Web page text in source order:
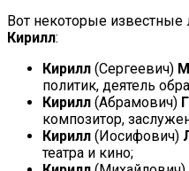
Вот некоторые
Кирилл:
Кирилл (Сергеевич)
политик, деятель
Кирилл (Абрамович)
композитор,
Кирилл (Иосифович)
театра и кино;